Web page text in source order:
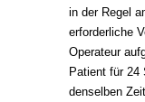
in der Regel
erforderliche
Operateur
Patient für 24
denselben